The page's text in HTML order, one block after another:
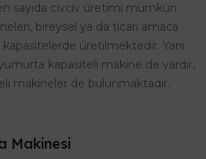
sayıda civciv üretimi mümkün
bireysel ya da ticari amaca
kapasitelerde üretilmektedir. Yani
kapasiteli makine de vardır,
makineler de bulunmaktadır.
Makinesi